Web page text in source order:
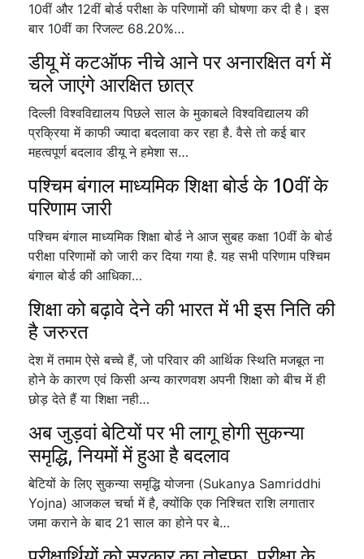
10वीं और 12वीं बोर्ड परीक्षा के परिणामों की घोषणा कर दी है। इस
बार 10वीं का रिजल्ट 68.20%…
डीयू में कटऑफ नीचे आने पर अनारक्षित वर्ग में
चले जाएंगे आरक्षित छात्र
दिल्ली विश्वविद्यालय पिछले साल के मुकाबले विश्वविद्यालय की
प्रक्रिया में काफी ज्यादा बदलावा कर रहा है. वैसे तो कई बार
महत्वपूर्ण बदलाव डीयू ने हमेशा स…
पश्चिम बंगाल माध्यमिक शिक्षा बोर्ड के 10वीं के
परिणाम जारी
पश्चिम बंगाल माध्यमिक शिक्षा बोर्ड ने आज सुबह कक्षा 10वीं के बोर्ड
परीक्षा परिणामों को जारी कर दिया गया है. यह सभी परिणाम पश्चिम
बंगाल बोर्ड की आधिका…
शिक्षा को बढ़ावे देने की भारत में भी इस निति की
है जरुरत
देश में तमाम ऐसे बच्चे हैं, जो परिवार की आर्थिक स्थिति मजबूत ना
होने के कारण एवं किसी अन्य कारणवश अपनी शिक्षा को बीच में ही
छोड़ देते हैं या शिक्षा नही…
अब जुड़वां बेटियों पर भी लागू होगी सुकन्या
समृद्धि, नियमों में हुआ है बदलाव
बेटियों के लिए सुकन्या समृद्धि योजना (Sukanya Samriddhi
Yojna) आजकल चर्चा में है, क्योंकि एक निश्चित राशि लगातार
जमा कराने के बाद 21 साल का होने पर बे…